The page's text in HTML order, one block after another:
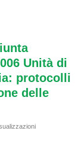
Unità di
protocolli
delle